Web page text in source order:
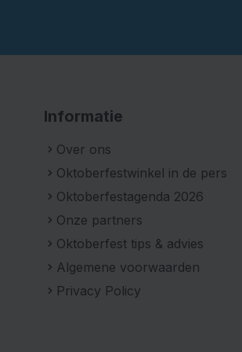
Informatie
Over ons
Oktoberfestwinkel in de pers
Oktoberfestagenda 2026
Onze partners
Oktoberfest tips & advies
Algemene voorwaarden
Privacy Policy